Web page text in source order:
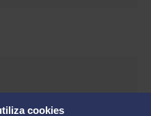
cookies